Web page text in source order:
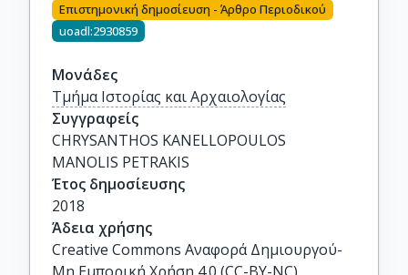
Επιστημονική δημοσίευση - Άρθρο Περιοδικού
uoadl:2930859
Μονάδες
Τμήμα Ιστορίας και Αρχαιολογίας
Συγγραφείς
CHRYSANTHOS KANELLOPOULOS
MANOLIS PETRAKIS
Έτος δημοσίευσης
2018
Άδεια χρήσης
Creative Commons Αναφορά Δημιουργού-